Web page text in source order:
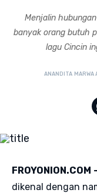
Menjalin
banyak orang butuh
lagu Cincin
ANANDITA MARWA
FROYONION.COM -
dikenal dengan